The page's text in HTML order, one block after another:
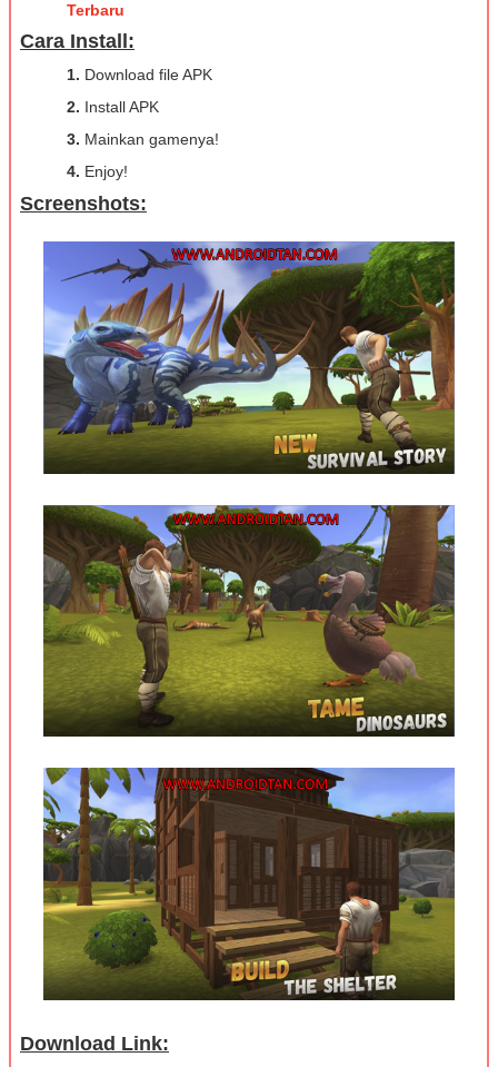
Terbaru
Cara Install:
1. Download file APK
2. Install APK
3. Mainkan gamenya!
4. Enjoy!
Screenshots:
Download Link: